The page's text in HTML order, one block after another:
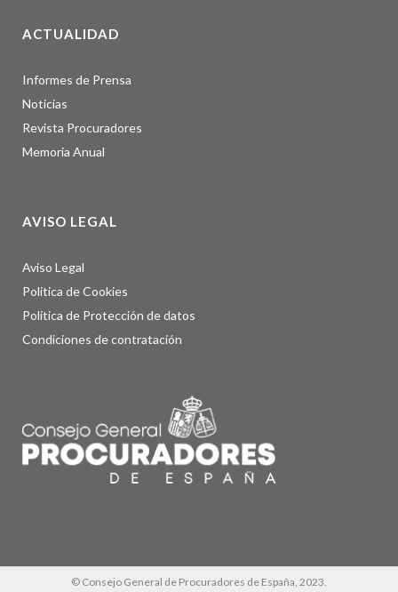
ACTUALIDAD
Informes de Prensa
Noticias
Revista Procuradores
Memoria Anual
AVISO LEGAL
Aviso Legal
Política de Cookies
Política de Protección de datos
Condiciones de contratación
© Consejo General de Procuradores de España, 2023.